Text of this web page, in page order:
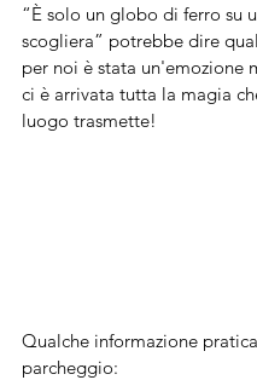
“È solo un globo di ferro su
scogliera” potrebbe dire
per noi è stata un'emozione
ci è arrivata tutta la magia
luogo trasmette!
Qualche informazione
parcheggio: